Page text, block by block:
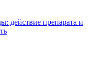
действие препарата и